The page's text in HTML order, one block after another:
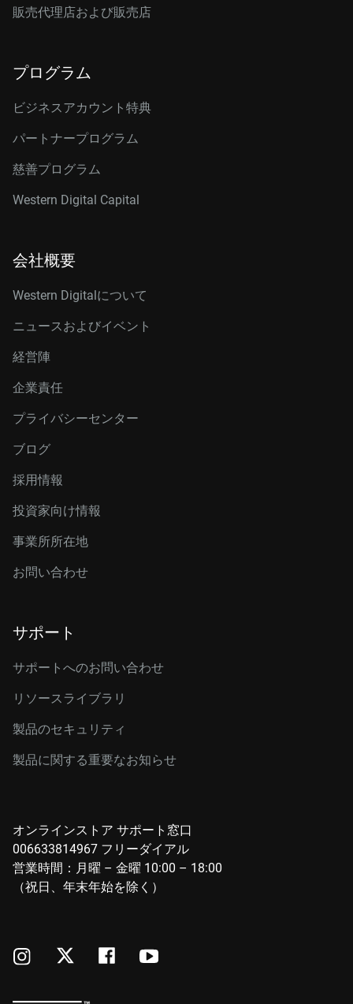
販売代理店および販売店
プログラム
ビジネスアカウント特典
パートナープログラム
慈善プログラム
Western Digital Capital
会社概要
Western Digitalについて
ニュースおよびイベント
経営陣
企業責任
プライバシーセンター
ブログ
採用情報
投資家向け情報
事業所所在地
お問い合わせ
サポート
サポートへのお問い合わせ
リソースライブラリ
製品のセキュリティ
製品に関する重要なお知らせ
オンラインストア サポート窓口
006633814967 フリーダイアル
営業時間：月曜 – 金曜 10:00 – 18:00
（祝日、年末年始を除く）